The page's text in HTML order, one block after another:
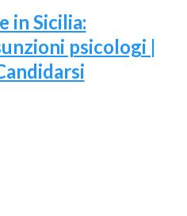
in Sicilia:
psicologi |